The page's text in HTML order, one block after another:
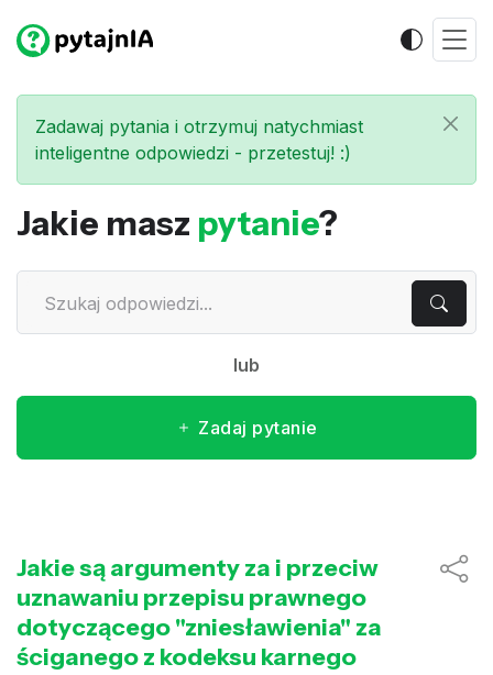
Zadawaj pytania i otrzymuj natychmiast
inteligentne odpowiedzi - przetestuj! :)
Jakie masz pytanie?
lub
Zadaj pytanie
Jakie są argumenty za i przeciw
uznawaniu przepisu prawnego
dotyczącego "zniesławienia" za
ściganego z kodeksu karnego